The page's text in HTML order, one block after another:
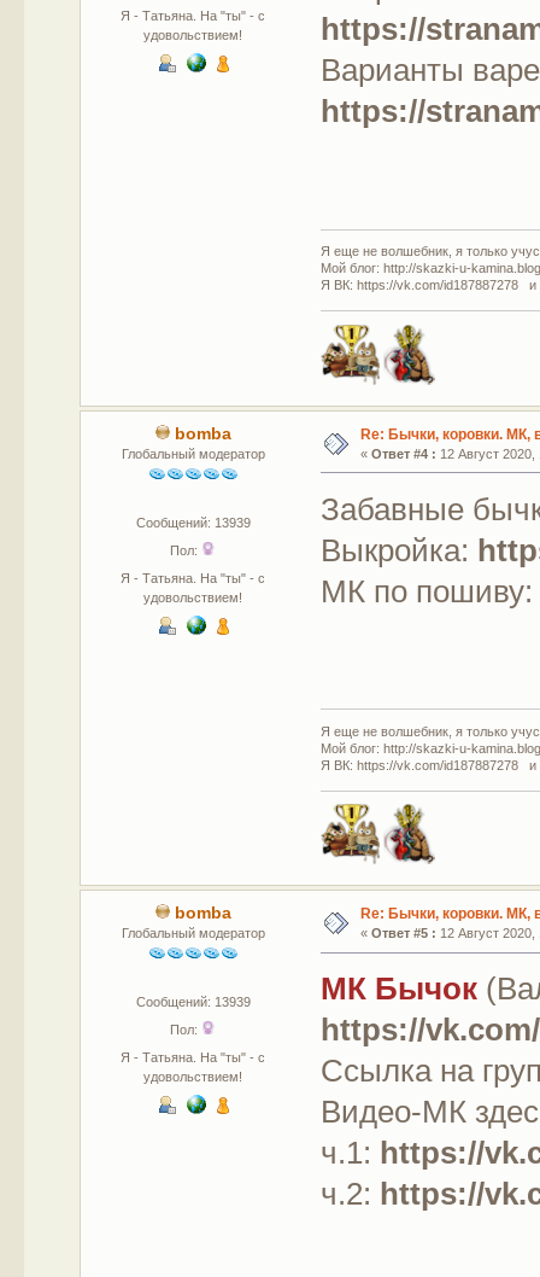
Я - Татьяна. На "ты" - с
удовольствием!
https://
Варианты
https://
Я еще не волшебник, я только
Мой блог: http://skazki-u-
Я ВК: https://vk.com/id187887278 и
bomba
Глобальный модератор
Сообщений: 13939
Пол:
Я - Татьяна. На "ты" - с
удовольствием!
Re: Бычки, коровки. МК,
« Ответ #4 : 12 Август 2020,
Забавные
Выкройка:
МК по
Я еще не волшебник, я только
Мой блог: http://skazki-u-
Я ВК: https://vk.com/id187887278 и
bomba
Глобальный модератор
Сообщений: 13939
Пол:
Я - Татьяна. На "ты" - с
удовольствием!
Re: Бычки, коровки. МК,
« Ответ #5 : 12 Август 2020,
МК Бычок
https://
Ссылка на
Видео-МК
ч.1: https://
ч.2: https://